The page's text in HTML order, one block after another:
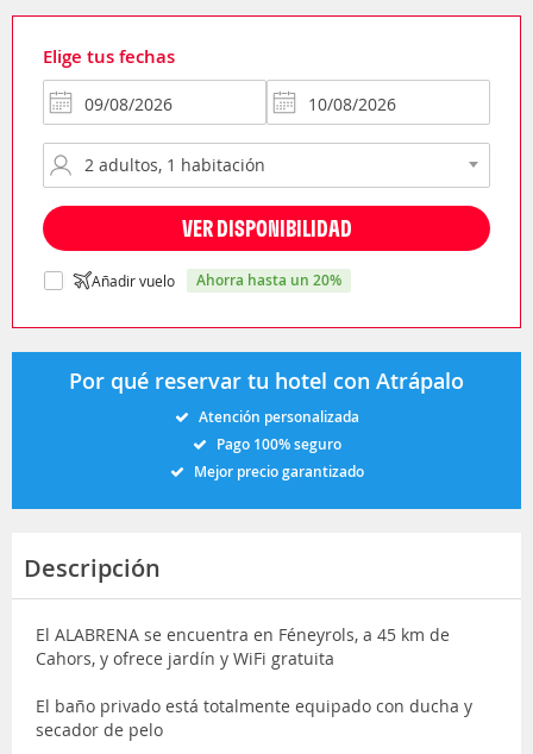
Elige tus fechas
VER DISPONIBILIDAD
Añadir vuelo ahorra hasta un 20%
Por qué reservar tu hotel con Atrápalo
Atención personalizada
Pago 100% seguro
Mejor precio garantizado
Descripción
El ALABRENA se encuentra en Féneyrols, a 45 km de
Cahors, y ofrece jardín y WiFi gratuita
El baño privado está totalmente equipado con ducha y
secador de pelo